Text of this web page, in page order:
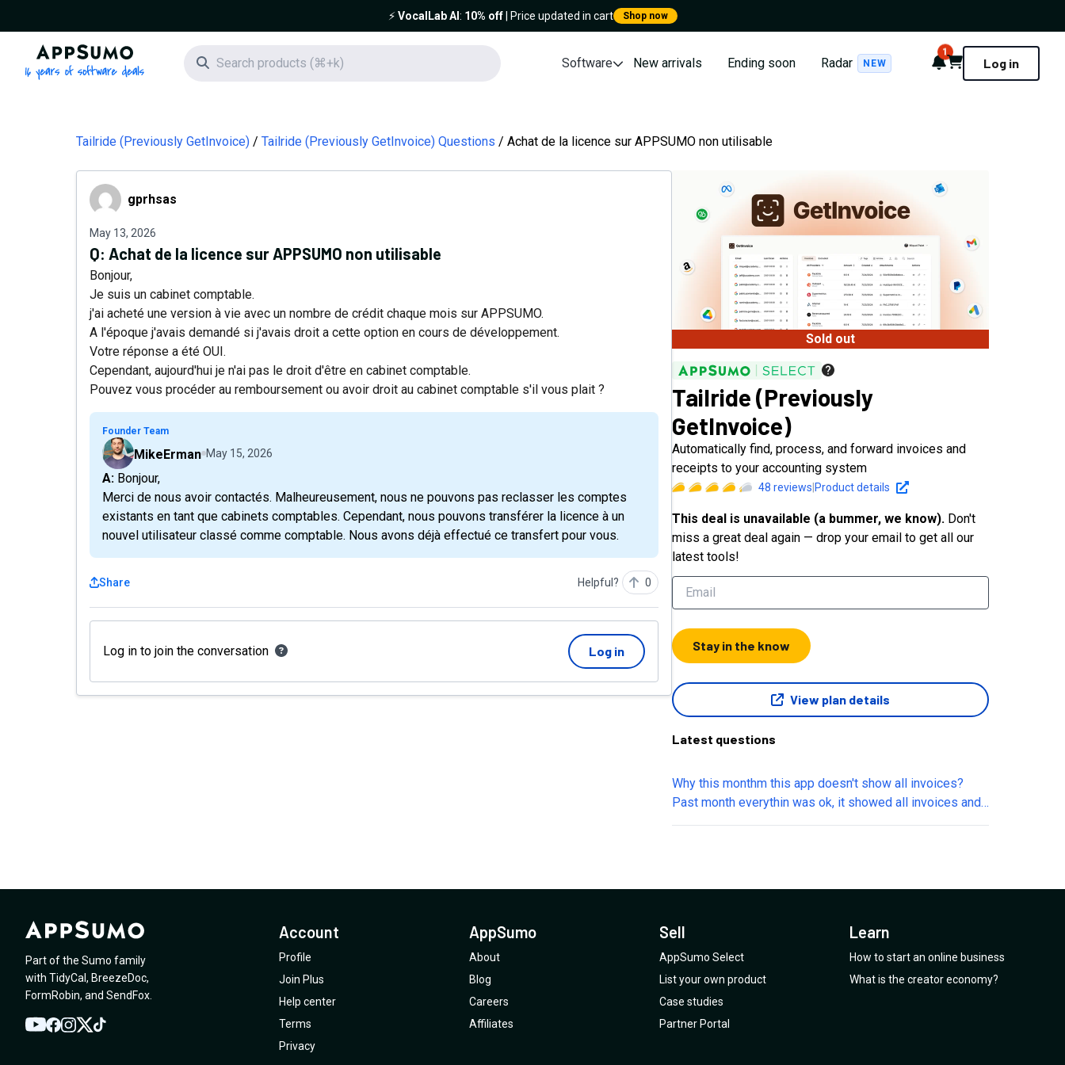
⚡️VocalLab AI : 10% off| Price updated in cart Shop now
AppSumo - 16 years of software deals
Search icon Software New arrivals Ending soon Radar NEW Notifications
1Cart Log in
Tailride (Previously GetInvoice) Tailride (Previously GetInvoice) Questions Achat de la licence sur APPSUMO non utilisable
gprhsasgprhsas
May 13, 2026
Q: Achat de la licence sur APPSUMO non utilisable
Bonjour,
Je suis un cabinet comptable.
j'ai acheté une version à vie avec un nombre de crédit chaque mois sur APPSUMO.
A l'époque j'avais demandé si j'avais droit a cette option en cours de développement.
Votre réponse a été OUI.
Cependant, aujourd'hui je n'ai pas le droit d'être en cabinet comptable.
Pouvez vous procéder au remboursement ou avoir droit au cabinet comptable s'il vous plait ?
Founder Team
MikeErman May 15, 2026
A: Bonjour,
Merci de nous avoir contactés. Malheureusement, nous ne pouvons pas reclasser les comptes
existants en tant que cabinets comptables. Cependant, nous pouvons transférer la licence à un
nouvel utilisateur classé comme comptable. Nous avons déjà effectué ce transfert pour vous.
Share Helpful? 0
Log in to join the conversation Log in
Sold out
Tailride (Previously
GetInvoice)
Automatically find, process, and forward invoices and
receipts to your accounting system
48 reviews Product details
This deal is unavailable (a bummer, we know). Don't
miss a great deal again — drop your email to get all our
latest tools!
Stay in the know
View plan details
Latest questions
Why this monthm this app doesn't show all invoices?
Past month everythin was ok, it showed all invoices and
this mont some I can see and some it dosent want to
Part of the Sumo family
with TidyCal , BreezeDoc,
FormRobin, and SendFox
YouTube
Facebook
Instagram
TwitterTikTok
Account
Profile
Join Plus
Help center
Terms
Privacy
AppSumo
About
Blog
Careers
Affiliates
Sell
AppSumo Select
List your own product
Case studies
Partner Portal
Learn
How to start an online business
What is the creator economy?